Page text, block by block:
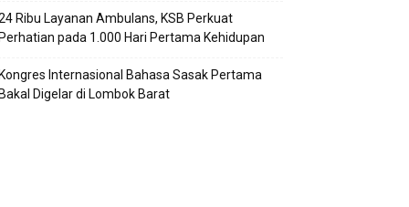
Ribu Layanan Ambulans, KSB Perkuat
pada 1.000 Hari Pertama Kehidupan
Internasional Bahasa Sasak Pertama
Digelar di Lombok Barat